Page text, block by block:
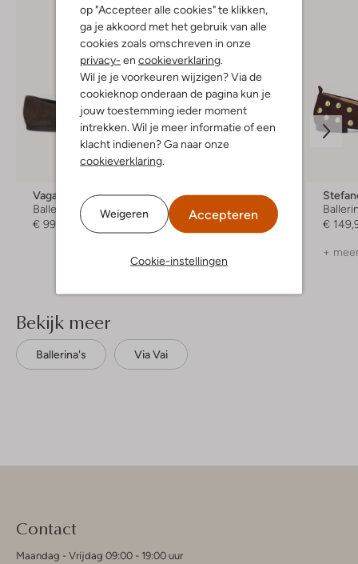
op "Accepteer alle cookies" te klikken,
ga je akkoord met het gebruik van alle
cookies zoals omschreven in onze
privacy- en cookieverklaring
Wil je je voorkeuren wijzigen? Via de
cookieknop onderaan de pagina kun je
jouw toestemming ieder moment
intrekken. Wil je meer informatie of een
klacht indienen? Ga naar onze
cookieverklaring
Weigeren Accepteren
Cookie-instellingen
Vagabond Shoemakers
Ballerina's
€ 99,99
Kurt Geiger London
Ballerina's
€ 149,99
€ 104,99
€
+
Bekijk meer
Ballerina's Via Vai
Contact
Maandag - Vrijdag 09:00 - 19:00 uur